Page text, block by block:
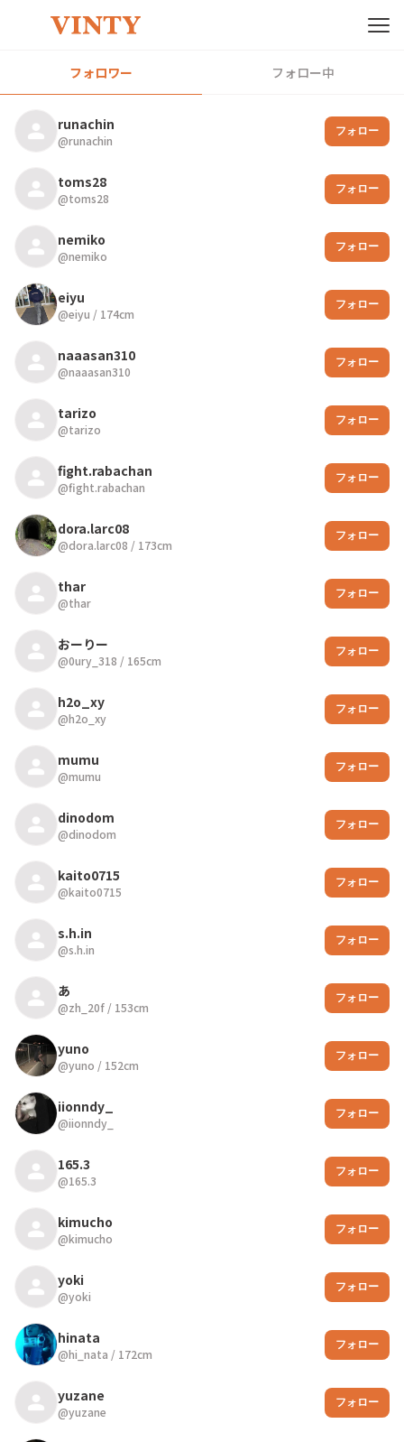
フォロワー フォロー中
runachin
@runachin
フォロー
toms28
@toms28
フォロー
nemiko
@nemiko
フォロー
eiyu
@eiyu / 174cm
フォロー
naaasan310
@naaasan310
フォロー
tarizo
@tarizo
フォロー
fight.rabachan
@fight.rabachan
フォロー
dora.larc08
@dora.larc08 / 173cm
フォロー
thar
@thar
フォロー
おーりー
@0ury_318 / 165cm
フォロー
h2o_xy
@h2o_xy
フォロー
mumu
@mumu
フォロー
dinodom
@dinodom
フォロー
kaito0715
@kaito0715
フォロー
s.h.in
@s.h.in
フォロー
あ
@zh_20f / 153cm
フォロー
yuno
@yuno / 152cm
フォロー
iionndy_
@iionndy_
フォロー
165.3
@165.3
フォロー
kimucho
@kimucho
フォロー
yoki
@yoki
フォロー
hinata
@hi_nata / 172cm
フォロー
yuzane
@yuzane
フォロー